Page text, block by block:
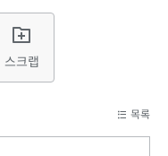
스크랩
목록